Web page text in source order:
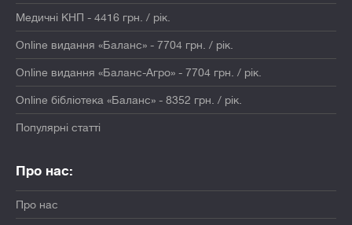
Медичні КНП - 4416 грн. / рік.
Online видання «Баланс» - 7704 грн. / рік.
Online видання «Баланс-Агро» - 7704 грн. / рік.
Online бібліотека «Баланс» - 8352 грн. / рік.
Популярні статті
Про нас:
Про нас